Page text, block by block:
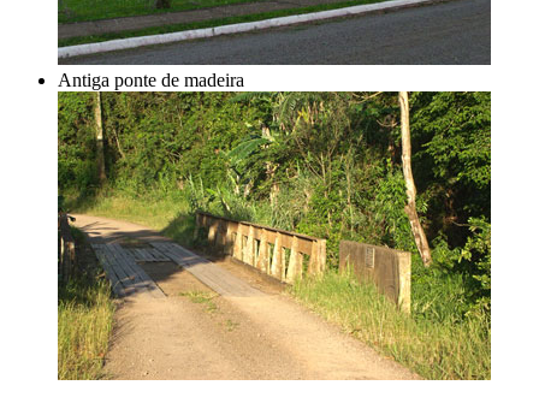
Antiga ponte de madeira